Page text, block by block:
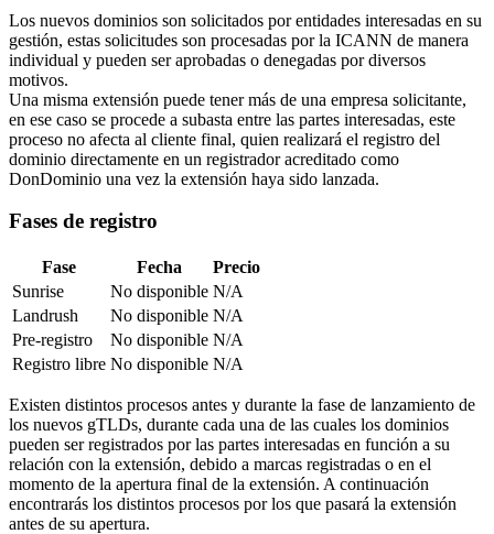
Los nuevos dominios son solicitados por entidades interesadas en su
gestión, estas solicitudes son procesadas por la ICANN de manera
individual y pueden ser aprobadas o denegadas por diversos
motivos.
Una misma extensión puede tener más de una empresa solicitante,
en ese caso se procede a subasta entre las partes interesadas, este
proceso no afecta al cliente final, quien realizará el registro del
dominio directamente en un registrador acreditado como
DonDominio una vez la extensión haya sido lanzada.
Fases de registro
Fase Fecha
Precio
Sunrise
No disponible N/A
Landrush
No disponible N/A
Pre-registro
No disponible N/A
Registro libre No disponible N/A
Existen distintos procesos antes y durante la fase de lanzamiento de
los nuevos gTLDs, durante cada una de las cuales los dominios
pueden ser registrados por las partes interesadas en función a su
relación con la extensión, debido a marcas registradas o en el
momento de la apertura final de la extensión. A continuación
encontrarás los distintos procesos por los que pasará la extensión
antes de su apertura.